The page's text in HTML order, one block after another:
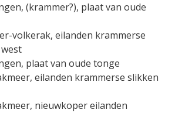
(krammer?), plaat van oude
volkerak, eilanden krammerse
plaat van oude tonge
eilanden krammerse slikken
nieuwkoper eilanden